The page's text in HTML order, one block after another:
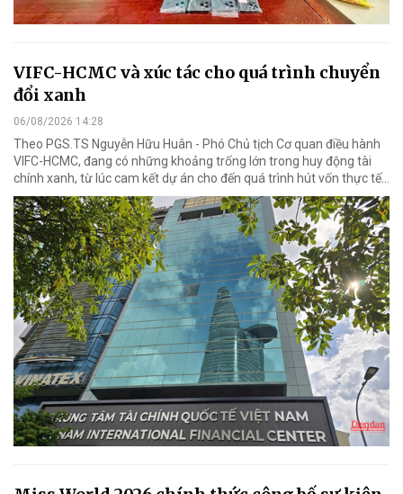
VIFC-HCMC và xúc tác cho quá trình chuyển
đổi xanh
06/08/2026 14:28
Theo PGS.TS Nguyễn Hữu Huân - Phó Chủ tịch Cơ quan điều hành
VIFC-HCMC, đang có những khoảng trống lớn trong huy động tài
chính xanh, từ lúc cam kết dự án cho đến quá trình hút vốn thực tế...